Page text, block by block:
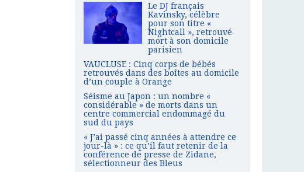
Le DJ français
Kavinsky, célèbre
pour son titre «
Nightcall », retrouvé
mort à son domicile
parisien
VAUCLUSE : Cinq corps de bébés
retrouvés dans des boîtes au domicile
d’un couple à Orange
Séisme au Japon : un nombre «
considérable » de morts dans un
centre commercial endommagé du
sud du pays
« J’ai passé cinq années à attendre ce
jour-là » : ce qu’il faut retenir de la
conférence de presse de Zidane,
sélectionneur des Bleus